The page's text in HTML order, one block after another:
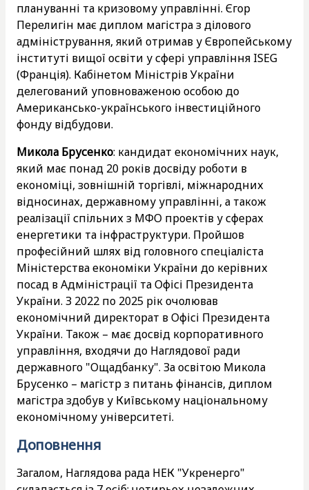
плануванні та кризовому управлінні. Єгор
Перелигін має диплом магістра з ділового
адміністрування, який отримав у Європейському
інституті вищої освіти у сфері управління ISEG
(Франція). Кабінетом Міністрів України
делегований уповноваженою особою до
Американсько-українського інвестиційного
фонду відбудови.
Микола Брусенко: кандидат економічних наук,
який має понад 20 років досвіду роботи в
економіці, зовнішній торгівлі, міжнародних
відносинах, державному управлінні, а також
реалізації спільних з МФО проектів у сферах
енергетики та інфраструктури. Пройшов
професійний шлях від головного спеціаліста
Міністерства економіки України до керівних
посад в Адміністрації та Офісі Президента
України. З 2022 по 2025 рік очолював
економічний директорат в Офісі Президента
України. Також – має досвід корпоративного
управління, входячи до Наглядової ради
державного "Ощадбанку". За освітою Микола
Брусенко – магістр з питань фінансів, диплом
магістра здобув у Київському національному
економічному університеті.
Доповнення
Загалом, Наглядова рада НЕК "Укренерго"